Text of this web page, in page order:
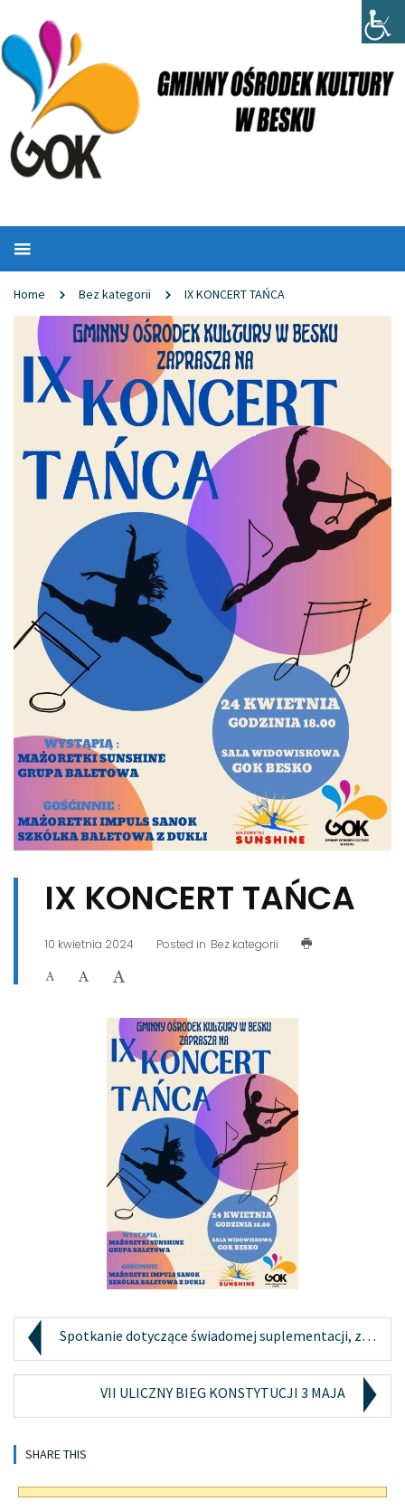
Home Bez kategorii IX KONCERT TAŃCA
IX KONCERT TAŃCA
10 kwietnia 2024 Posted in Bez kategorii
Spotkanie dotyczące świadomej suplementacji, zdrow...
VII ULICZNY BIEG KONSTYTUCJI 3 MAJA
SHARE THIS